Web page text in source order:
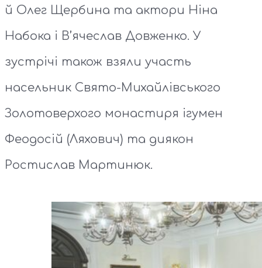
й Олег Щербина та актори Ніна
Набока і В’ячеслав Довженко. У
зустрічі також взяли участь
насельник Свято-Михайлівського
Золотоверхого монастиря ігумен
Феодосій (Ляхович) та диякон
Ростислав Мартинюк.